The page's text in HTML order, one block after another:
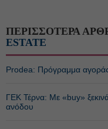
ΠΕΡΙΣΣΟΤΕΡΑ
ESTATE
Prodea: Πρόγραμμα αγοράς
ΓΕΚ Τέρνα: Με «buy»
ανόδου